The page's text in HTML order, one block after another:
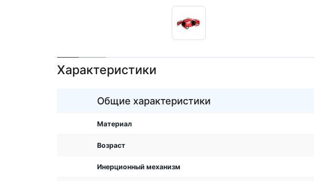
Характеристики
Общие характеристики
Материал
Возраст
Инерционный механизм